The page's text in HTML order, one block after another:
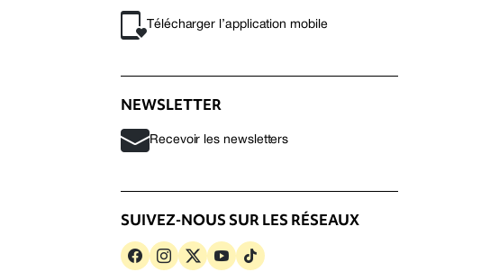
Télécharger l’application mobile
NEWSLETTER
Recevoir les newsletters
SUIVEZ-NOUS SUR LES RÉSEAUX